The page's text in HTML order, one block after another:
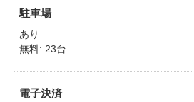
駐車場
あり
無料: 23台
電子決済